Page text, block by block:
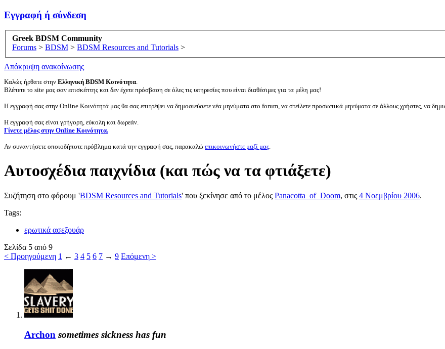
Εγγραφή ή σύνδεση
Greek BDSM Community
Forums > BDSM > BDSM Resources and Tutorials >
Απόκρυψη ανακοίνωσης
Καλώς ήρθατε στην Ελληνική BDSM Κοινότητα.
Βλέπετε το site μας σαν επισκέπτης και δεν έχετε πρόσβαση σε όλες τις υπηρεσίες που είναι διαθέσιμες για τα μέλη μας!
Η εγγραφή σας στην Online Κοινότητά μας θα σας επιτρέψει να δημοσιεύσετε νέα μηνύματα στο forum, να στείλετε προσωπικά μηνύματα σε άλλους χρήστες, να
Η εγγραφή σας είναι γρήγορη, εύκολη και δωρεάν.
Γίνετε μέλος στην Online Κοινότητα.
Αν συναντήσετε οποιοδήποτε πρόβλημα κατά την εγγραφή σας, παρακαλώ επικοινωνήστε μαζί μας.
Αυτοσχέδια παιχνίδια (και πώς να τα φτιάξετε)
Συζήτηση στο φόρουμ 'BDSM Resources and Tutorials' που ξεκίνησε από το μέλος Panacotta_of_Doom, στις 4 Νοεμβρίου 2006.
Tags:
ερωτικά ασεξουάρ
Σελίδα 5 από 9
< Προηγούμενη 1 ← 3 4 5 6 7 → 9 Επόμενη >
Archon sometimes sickness has fun